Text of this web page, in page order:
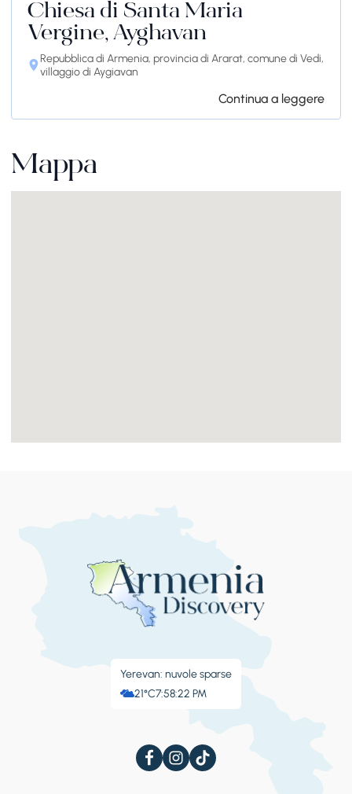
Chiesa di Santa Maria
Vergine, Ayghavan
Repubblica di Armenia, provincia di Ararat, comune di Vedi,
villaggio di Aygiavan
Continua a leggere
Mappa
Yerevan: nuvole sparse
21°C7:58:23 PM